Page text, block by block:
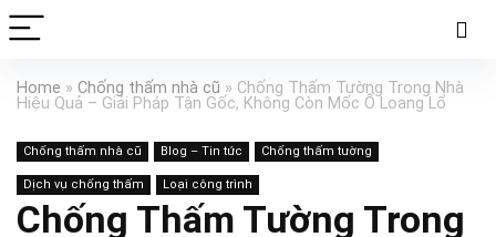
Home » Chống thấm nhà cũ » Chống Thấm Tường Trong Nhà
Hiệu Quả – Giải Pháp Tận Gốc, Không Còn Mốc Ố Loang Lổ
Chống thấm nhà cũ Blog – Tin tức Chống thấm tường
Dịch vụ chống thấm Loại công trình
Chống Thấm Tường Trong